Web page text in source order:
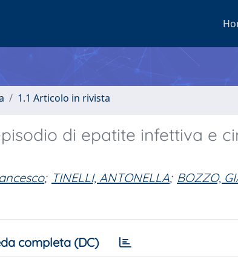
1.1 Articolo in rivista
di epatite infettiva e
; TINELLI, ANTONELLA; BOZZO,
completa (DC)